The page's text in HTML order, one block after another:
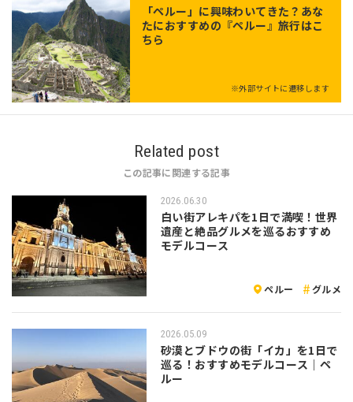
「ペルー」に興味わいてきた？あな
たにおすすめの『ペルー』旅行はこ
ちら
※外部サイトに遷移します
Related post
この記事に関連する記事
2026.06.30
白い街アレキパを1日で満喫！世界
遺産と絶品グルメを巡るおすすめ
モデルコース
ペルー グルメ
2026.05.09
砂漠とブドウの街「イカ」を1日で
巡る！おすすめモデルコース｜ペ
ルー